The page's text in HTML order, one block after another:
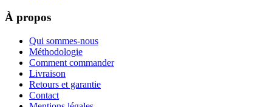
À propos
Qui sommes-nous
Méthodologie
Comment commander
Livraison
Retours et garantie
Contact